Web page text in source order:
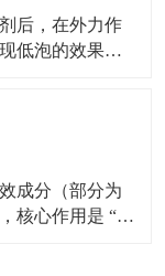
后，在外力作
低泡的效果，
同时，能有效
洗衣液
成分（部分为
核心作用是 “去